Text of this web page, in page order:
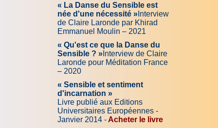
« La Danse du Sensible est
née d'une nécessité » Interview
de Claire Laronde par Khirad
Emmanuel Moulin – 2021
« Qu'est ce que la Danse du
Sensible ? » Interview de Claire
Laronde pour Méditation France
– 2020
« Sensible et sentiment
d'incarnation »
Livre publié aux Editions
Universitaires Européennes -
Janvier 2014 - Acheter le livre